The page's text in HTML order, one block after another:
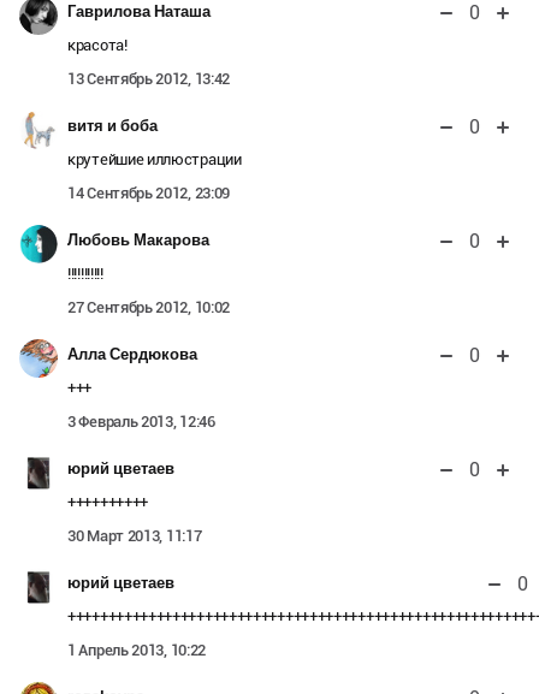
Гаврилова Наташа 0
красота!
13 Сентябрь 2012, 13:42
витя и боба 0
крутейшие иллюстрации
14 Сентябрь 2012, 23:09
Любовь Макарова 0
!!!!!!!!!!!
27 Сентябрь 2012, 10:02
Алла Сердюкова 0
+++
3 Февраль 2013, 12:46
юрий цветаев 0
++++++++++
30 Март 2013, 11:17
юрий цветаев 0
1 Апрель 2013, 10:22